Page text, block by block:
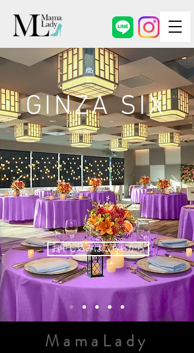
GINZA SIX
お申し込みはこちらから
MamaLady